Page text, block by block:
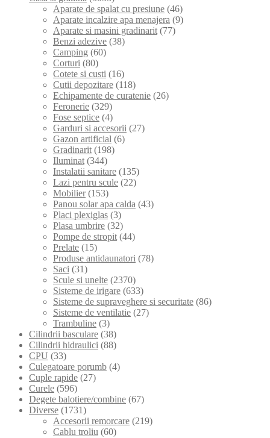
Aparate de spalat cu presiune (46)
Aparate incalzire apa menajera (9)
Aparate si masini gradinarit (77)
Benzi adezive (38)
Camping (60)
Corturi (80)
Cotete si custi (16)
Cutii depozitare (118)
Echipamente de curatenie (26)
Feronerie (329)
Fose septice (4)
Garduri si accesorii (27)
Gazon artificial (6)
Gradinarit (198)
Iluminat (344)
Instalatii sanitare (135)
Lazi pentru scule (22)
Mobilier (153)
Panou solar apa calda (43)
Placi plexiglas (3)
Plasa umbrire (32)
Pompe de stropit (44)
Prelate (15)
Produse antidaunatori (78)
Saci (31)
Scule si unelte (2370)
Sisteme de irigare (633)
Sisteme de supraveghere si securitate (86)
Sisteme de ventilatie (27)
Trambuline (3)
Cilindrii basculare (38)
Cilindrii hidraulici (88)
CPU (33)
Culegatoare porumb (4)
Cuple rapide (27)
Curele (596)
Degete balotiere/combine (67)
Diverse (1731)
Accesorii remorcare (219)
Cablu troliu (60)